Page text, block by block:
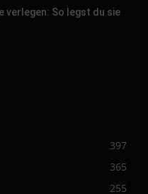
verlegen: So legst du sie
397
365
255